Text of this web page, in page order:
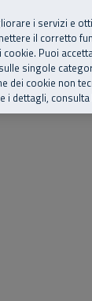
per il mondo
Chi siamo
i servizi e
il corretto
Puoi
singole
cookie non
i dettagli,